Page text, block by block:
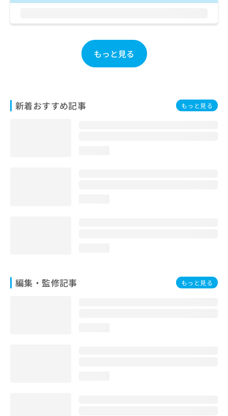
もっと見る
新着おすすめ記事 もっと見る
編集・監修記事 もっと見る
い